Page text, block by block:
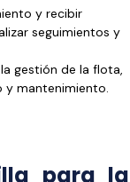
y recibir
seguimientos y
gestión de la flota,
y mantenimiento.
para la